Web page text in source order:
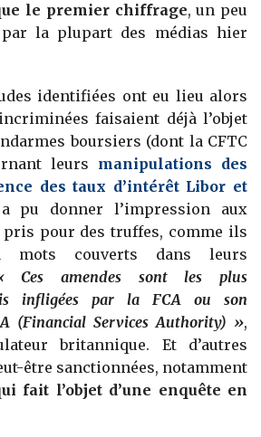
le premier chiffrage, un peu
la plupart des médias hier
identifiées ont eu lieu alors
faisaient déjà l’objet
boursiers (dont la CFTC
leurs manipulations des
des taux d’intérêt Libor et
pu donner l’impression aux
pris pour des truffes, comme ils
mots couverts dans leurs
Ces amendes sont les plus
infligées par la FCA ou son
(Financial Services Authority) »,
britannique. Et d’autres
être sanctionnées, notamment
fait l’objet d’une enquête en